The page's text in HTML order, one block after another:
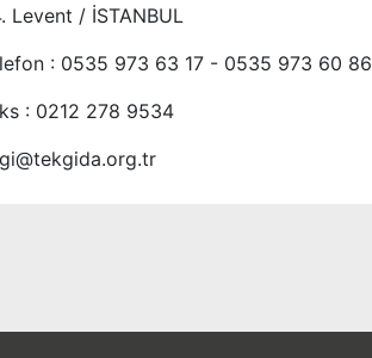
Levent / İSTANBUL
: 0535 973 63 17 - 0535 973 60 86
: 0212 278 9534